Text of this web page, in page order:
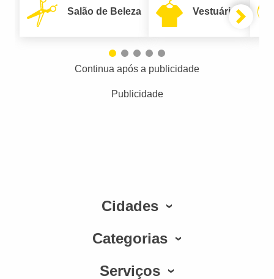
Salão de Beleza Vestuário
Continua após a publicidade
Publicidade
Cidades
Categorias
Serviços